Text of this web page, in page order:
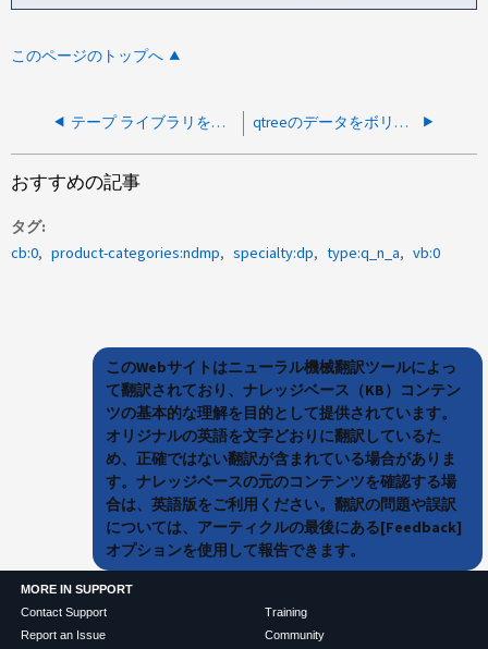
このページのトップへ
テープ ライブラリを追加するときは、どのFCスイッチ ゾーニング設定を使用しますか？ qtreeのデータをボリュームから新しいボリュームにコピーまたは移動するために使用するツール
おすすめの記事
タグ
cb:0
product-categories:ndmp specialty:dp type:q_n_a vb:0
このWebサイトはニューラル機械翻訳ツールによっ
て翻訳されており、ナレッジベース（KB）コンテン
ツの基本的な理解を目的として提供されています。
オリジナルの英語を文字どおりに翻訳しているた
め、正確ではない翻訳が含まれている場合がありま
す。ナレッジベースの元のコンテンツを確認する場
合は、英語版をご利用ください。翻訳の問題や誤訳
については、アーティクルの最後にある[Feedback]
オプションを使用して報告できます。
MORE IN SUPPORT
Contact Support
Report an Issue
Training
Community